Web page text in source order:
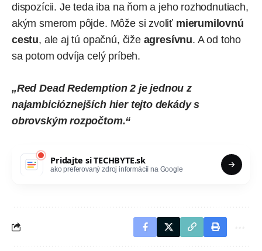
dispozícii. Je teda iba na ňom a jeho rozhodnutiach,
akým smerom pôjde. Môže si zvoliť mierumilovnú
cestu, ale aj tú opačnú, čiže agresívnu. A od toho
sa potom odvíja celý príbeh.
„Red Dead Redemption 2 je jednou z
najambicióznejších hier tejto dekády s
obrovským rozpočtom.“
Pridajte siTECHBYTE.sk
ako preferovaný zdroj informácií na Google